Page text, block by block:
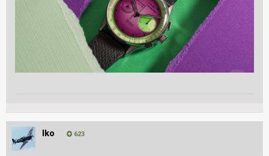
Iko 623